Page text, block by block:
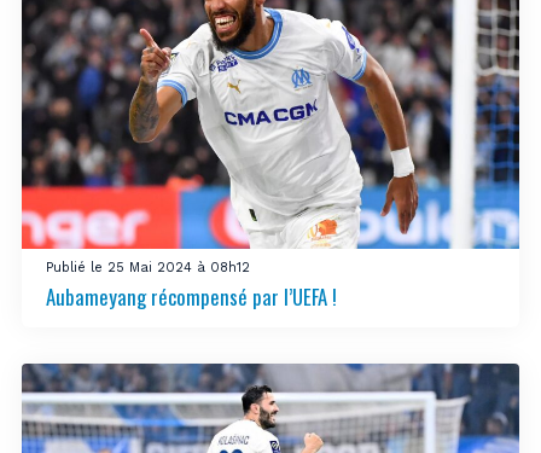
Publié le 25 Mai 2024 à 08h12
Aubameyang récompensé par l’UEFA !